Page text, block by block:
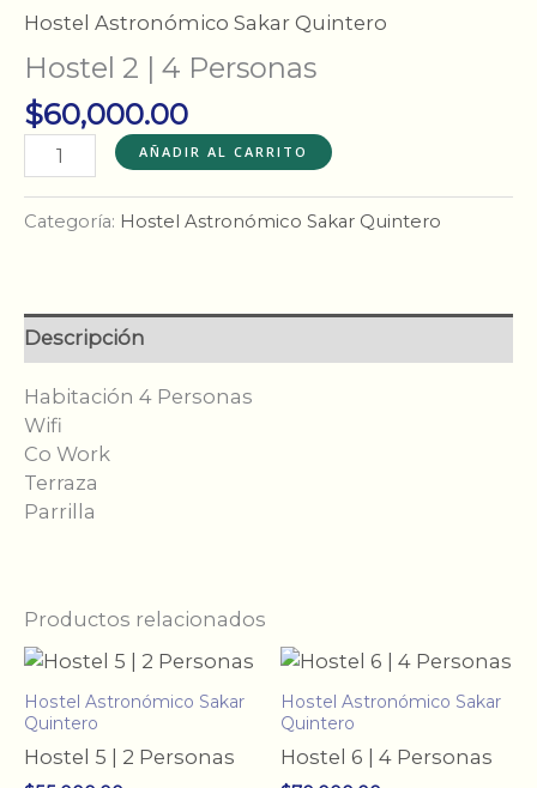
Hostel Astronómico Sakar Quintero
Hostel 2 | 4 Personas
$60,000.00
Hostel
2
|
4
AÑADIR AL CARRITO
Categoría: Hostel Astronómico Sakar Quintero
Descripción
Habitación 4 Personas
Wifi
Co Work
Terraza
Parrilla
Productos relacionados
Hostel Astronómico Sakar
Quintero
Hostel 5 | 2 Personas
Hostel Astronómico Sakar
Quintero
Hostel 6 | 4 Personas